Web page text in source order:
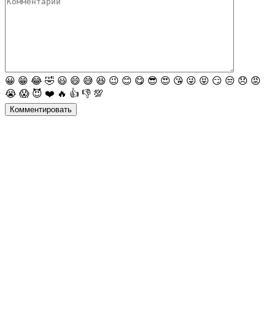
😀 😁 😂 🤣 😃 😄 😅 😆 😉 😊 😋 😎 😍 😘 😜 😝 😏 😒 😞 😡
😭 😱 😈 ❤️ 🔥 👍 👎 💯
Комментировать